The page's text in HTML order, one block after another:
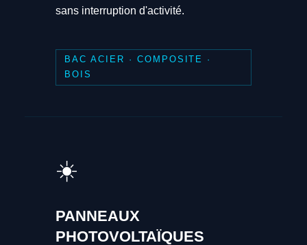
sans interruption d'activité.
BAC ACIER · COMPOSITE ·
BOIS
☀️
PANNEAUX
PHOTOVOLTAÏQUES